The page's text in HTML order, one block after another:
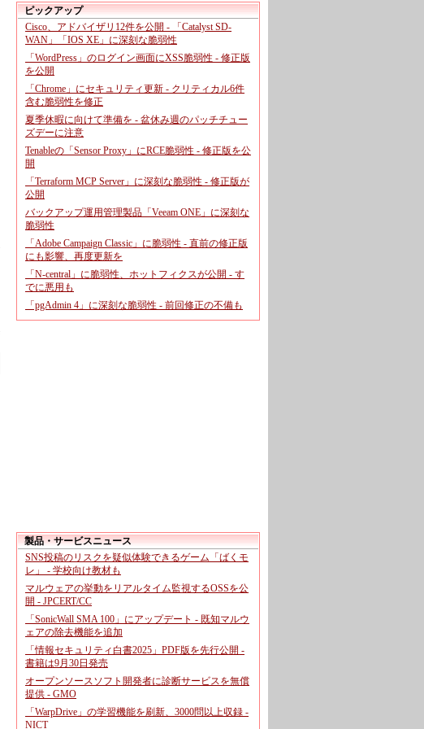
ピックアップ
Cisco、アドバイザリ12件を公開 - 「Catalyst SD-
WAN」「IOS XE」に深刻な脆弱性
「WordPress」のログイン画面にXSS脆弱性 - 修正版
を公開
「Chrome」にセキュリティ更新 - クリティカル6件
含む脆弱性を修正
夏季休暇に向けて準備を - 盆休み週のパッチチュー
ズデーに注意
Tenableの「Sensor Proxy」にRCE脆弱性 - 修正版を公
開
「Terraform MCP Server」に深刻な脆弱性 - 修正版が
公開
バックアップ運用管理製品「Veeam ONE」に深刻な
脆弱性
「Adobe Campaign Classic」に脆弱性 - 直前の修正版
にも影響、再度更新を
「N-central」に脆弱性、ホットフィクスが公開 - す
でに悪用も
「pgAdmin 4」に深刻な脆弱性 - 前回修正の不備も
製品・サービスニュース
SNS投稿のリスクを疑似体験できるゲーム「ばくモ
レ」 - 学校向け教材も
マルウェアの挙動をリアルタイム監視するOSSを公
開 - JPCERT/CC
「SonicWall SMA 100」にアップデート - 既知マルウ
ェアの除去機能を追加
「情報セキュリティ白書2025」PDF版を先行公開 -
書籍は9月30日発売
オープンソースソフト開発者に診断サービスを無償
提供 - GMO
「WarpDrive」の学習機能を刷新、3000問以上収録 -
NICT